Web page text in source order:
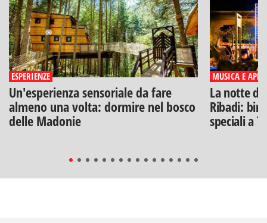
ESPERIENZE
Un'esperienza sensoriale da fare
almeno una volta: dormire nel bosco
delle Madonie
MUSICA E
La notte di
Ribadi:
speciali a